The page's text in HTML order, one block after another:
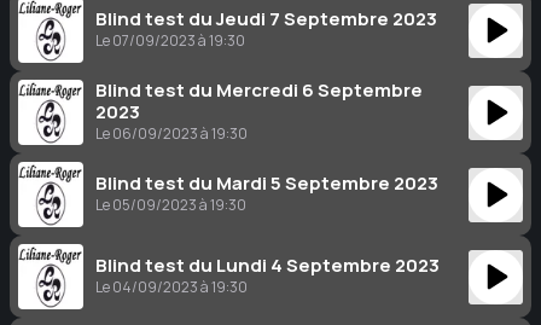
Blind test du Jeudi 7 Septembre 2023
Le 07/09/2023 à 19:30
Blind test du Mercredi 6 Septembre
2023
Le 06/09/2023 à 19:30
Blind test du Mardi 5 Septembre 2023
Le 05/09/2023 à 19:30
Blind test du Lundi 4 Septembre 2023
Le 04/09/2023 à 19:30